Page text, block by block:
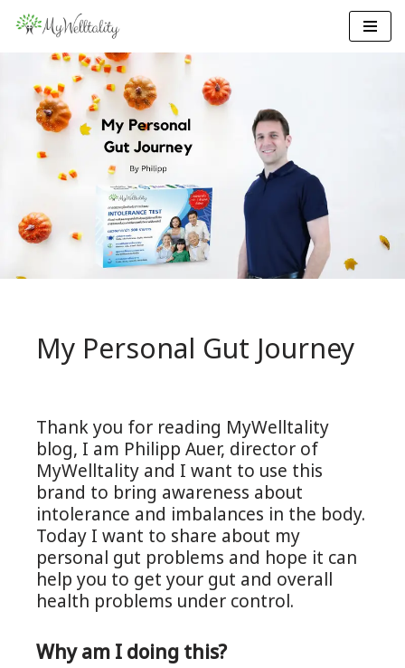
content
My Personal Gut
Journey
My Personal Gut Journey
Thank you for reading MyWelltality
blog, I am Philipp Auer, director of
MyWelltality and I want to use this
brand to bring awareness about
intolerance and imbalances in the body.
Today I want to share about my
personal gut problems and hope it can
help you to get your gut and overall
health problems under control.
Why am I doing this?